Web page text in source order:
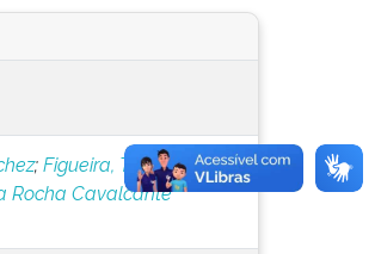
;Figueira, Tânia Gomes
Rocha Cavalcante